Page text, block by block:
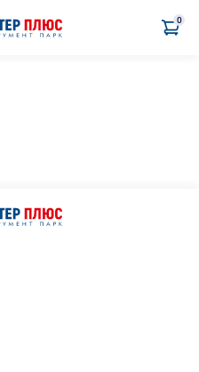
0